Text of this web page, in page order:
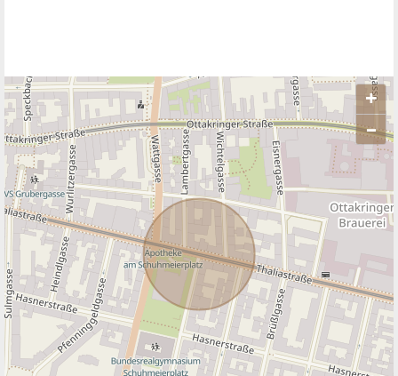
+
–
ANBIETER KONTAKTIEREN